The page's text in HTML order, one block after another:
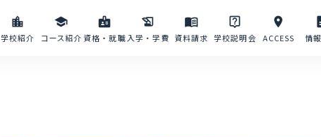
location_city
学校紹介
school
コース紹介
badge
資格・就職
history_edu
入学・学費
menu_book
資料請求
live_help
学校説明会
place
ACCESS 情